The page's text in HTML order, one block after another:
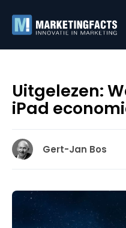
Uitgelezen:
iPad
Gert-Jan Bos